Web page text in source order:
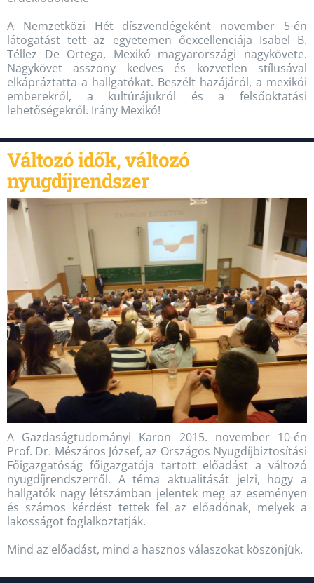
A Nemzetközi Hét díszvendégeként november 5-én
látogatást tett az egyetemen őexcellenciája Isabel B.
Téllez De Ortega, Mexikó magyarországi nagykövete.
Nagykövet asszony kedves és közvetlen stílusával
elkápráztatta a hallgatókat. Beszélt hazájáról, a mexikói
emberekről, a kultúrájukról és a felsőoktatási
lehetőségekről. Irány Mexikó!
Változó idők, változó
nyugdíjrendszer
A Gazdaságtudományi Karon 2015. november 10-én
Prof. Dr. Mészáros József, az Országos Nyugdíjbiztosítási
Főigazgatóság főigazgatója tartott előadást a változó
nyugdíjrendszerről. A téma aktualitását jelzi, hogy a
hallgatók nagy létszámban jelentek meg az eseményen
és számos kérdést tettek fel az előadónak, melyek a
lakosságot foglalkoztatják.
Mind az előadást, mind a hasznos válaszokat köszönjük.